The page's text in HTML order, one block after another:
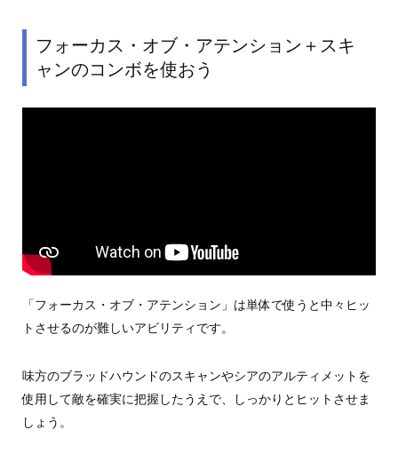
フォーカス・オブ・アテンション＋スキ
ャンのコンボを使おう
「フォーカス・オブ・アテンション」は単体で使うと中々ヒッ
トさせるのが難しいアビリティです。
味方のブラッドハウンドのスキャンやシアのアルティメットを
使用して敵を確実に把握したうえで、しっかりとヒットさせま
しょう。